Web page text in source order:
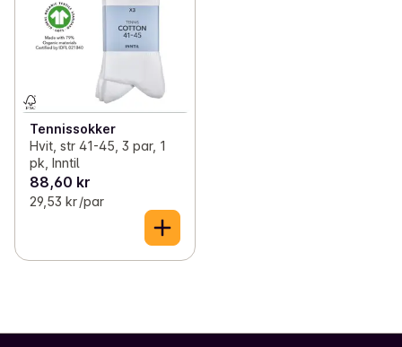
Tennissokker
Hvit, str 41-45, 3 par, 1
pk, Inntil
88,60 kr
29,53 kr /par